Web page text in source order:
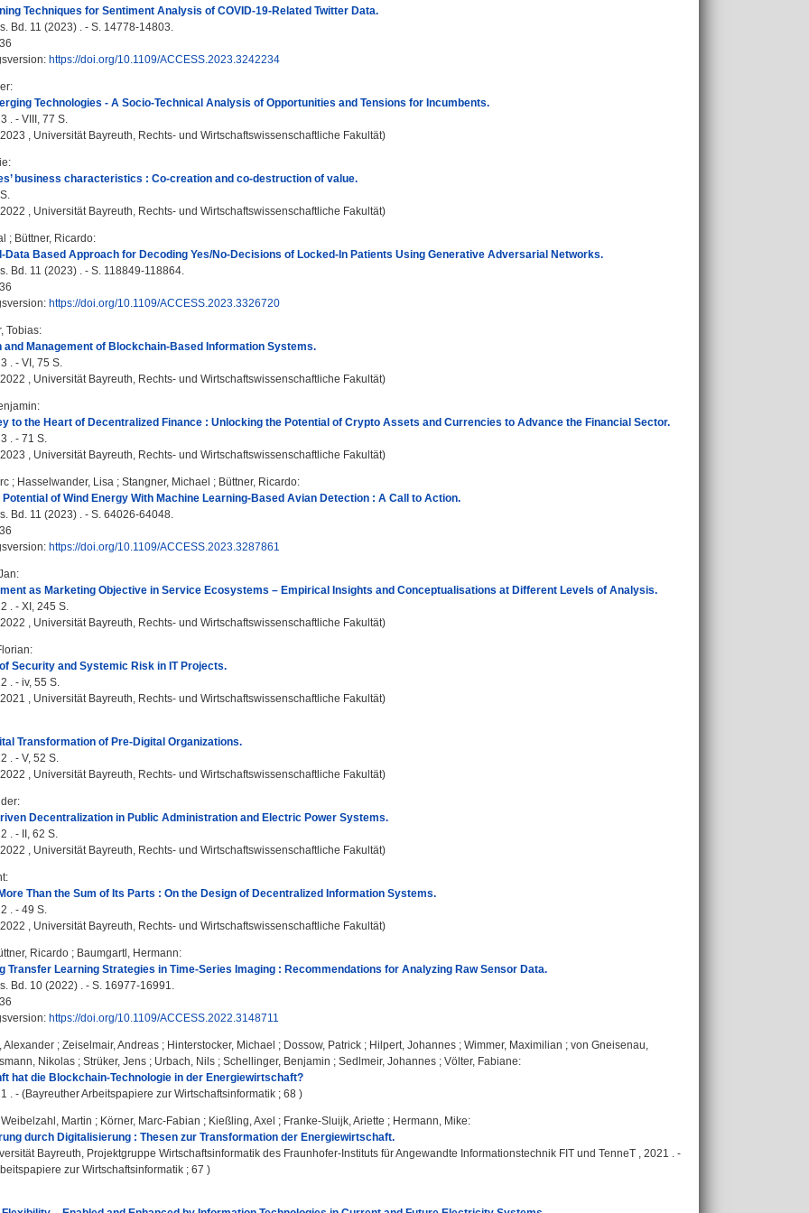
Techniques for Sentiment Analysis of COVID-19-Related Twitter Data.
Bd. 11 (2023) . - S. 14778-14803.
https://doi.org/10.1109/ACCESS.2023.3242234
:
Technologies - A Socio-Technical Analysis of Opportunities and Tensions for Incumbents.
. - VIII, 77 S.
, Universität Bayreuth, Rechts- und Wirtschaftswissenschaftliche Fakultät)
:
business characteristics : Co-creation and co-destruction of value.
, Universität Bayreuth, Rechts- und Wirtschaftswissenschaftliche Fakultät)
; Büttner, Ricardo:
Data Based Approach for Decoding Yes/No-Decisions of Locked-In Patients Using Generative Adversarial Networks.
Bd. 11 (2023) . - S. 118849-118864.
https://doi.org/10.1109/ACCESS.2023.3326720
Tobias:
and Management of Blockchain-Based Information Systems.
. - VI, 75 S.
, Universität Bayreuth, Rechts- und Wirtschaftswissenschaftliche Fakultät)
:
to the Heart of Decentralized Finance : Unlocking the Potential of Crypto Assets and Currencies to Advance the Financial Sector.
. - 71 S.
, Universität Bayreuth, Rechts- und Wirtschaftswissenschaftliche Fakultät)
; Hasselwander, Lisa ; Stangner, Michael ; Büttner, Ricardo:
of Wind Energy With Machine Learning-Based Avian Detection : A Call to Action.
Bd. 11 (2023) . - S. 64026-64048.
https://doi.org/10.1109/ACCESS.2023.3287861
:
as Marketing Objective in Service Ecosystems – Empirical Insights and Conceptualisations at Different Levels of Analysis.
. - XI, 245 S.
, Universität Bayreuth, Rechts- und Wirtschaftswissenschaftliche Fakultät)
:
Security and Systemic Risk in IT Projects.
. - iv, 55 S.
, Universität Bayreuth, Rechts- und Wirtschaftswissenschaftliche Fakultät)
Transformation of Pre-Digital Organizations.
. - V, 52 S.
, Universität Bayreuth, Rechts- und Wirtschaftswissenschaftliche Fakultät)
:
Decentralization in Public Administration and Electric Power Systems.
. - II, 62 S.
, Universität Bayreuth, Rechts- und Wirtschaftswissenschaftliche Fakultät)
:
Than the Sum of Its Parts : On the Design of Decentralized Information Systems.
. - 49 S.
, Universität Bayreuth, Rechts- und Wirtschaftswissenschaftliche Fakultät)
Ricardo ; Baumgartl, Hermann:
Transfer Learning Strategies in Time-Series Imaging : Recommendations for Analyzing Raw Sensor Data.
Bd. 10 (2022) . - S. 16977-16991.
https://doi.org/10.1109/ACCESS.2022.3148711
Alexander ; Zeiselmair, Andreas ; Hinterstocker, Michael ; Dossow, Patrick ; Hilpert, Johannes ; Wimmer, Maximilian ; von Gneisenau,
Nikolas ; Strüker, Jens ; Urbach, Nils ; Schellinger, Benjamin ; Sedlmeir, Johannes ; Völter, Fabiane:
hat die Blockchain-Technologie in der Energiewirtschaft?
. - (Bayreuther Arbeitspapiere zur Wirtschaftsinformatik ; 68 )
Weibelzahl, Martin ; Körner, Marc-Fabian ; Kießling, Axel ; Franke-Sluijk, Ariette ; Hermann, Mike:
durch Digitalisierung : Thesen zur Transformation der Energiewirtschaft.
Bayreuth, Projektgruppe Wirtschaftsinformatik des Fraunhofer-Instituts für Angewandte Informationstechnik FIT und TenneT , 2021 . -
zur Wirtschaftsinformatik ; 67 )